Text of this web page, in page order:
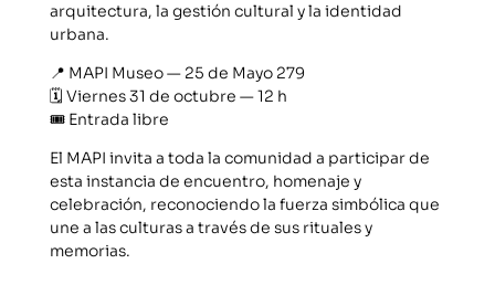
arquitectura, la gestión cultural y la identidad
urbana.
📍 MAPI Museo — 25 de Mayo 279
🗓️ Viernes 31 de octubre — 12 h
🎟️ Entrada libre
El MAPI invita a toda la comunidad a participar de
esta instancia de encuentro, homenaje y
celebración, reconociendo la fuerza simbólica que
une a las culturas a través de sus rituales y
memorias.